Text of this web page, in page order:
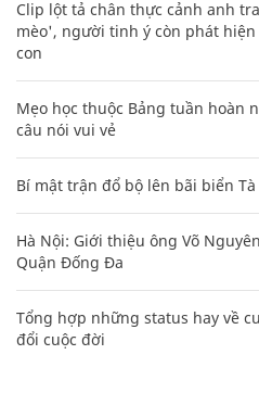
Clip lột tả chân thực cảnh anh
mèo', người tinh ý còn phát
con
Mẹo học thuộc Bảng tuần hoàn
câu nói vui vẻ
Bí mật trận đổ bộ lên bãi biển
Hà Nội: Giới thiệu ông Võ
Quận Đống Đa
Tổng hợp những status hay về
đổi cuộc đời